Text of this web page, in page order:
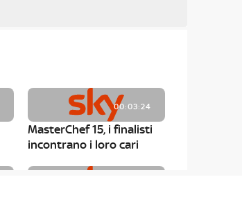
00:03:24
MasterChef 15, i finalisti
incontrano i loro cari